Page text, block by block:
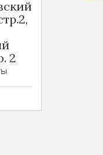
2